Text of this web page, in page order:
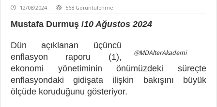
12/08/2024 568 Görüntülenme
Mustafa Durmuş /10 Ağustos 2024
@MDAlterAkademi
Dün açıklanan üçüncü
enflasyon raporu (1),
ekonomi yönetiminin önümüzdeki süreçte
enflasyondaki gidişata ilişkin bakışını büyük
ölçüde koruduğunu gösteriyor.